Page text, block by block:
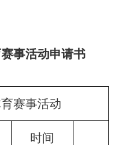
事活动申请书
赛事活动
时间